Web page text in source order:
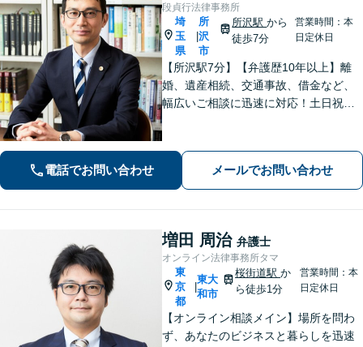
段貞行法律事務所
埼
玉
県
所
沢
市
所沢駅から
徒歩7分
営業時間：本
日定休日
【所沢駅7分】【弁護歴10年以上】離
婚、遺産相続、交通事故、借金など、
幅広いご相談に迅速に対応！土日祝夜
ください！【初回相談無料】
電話でお問い合わせ メールでお問い合わせ
増田 周治 弁護士
オンライン法律事務所タマ
東
京
都
東大
和市
桜街道駅か
ら徒歩1分
営業時間：本
日定休日
【オンライン相談メイン】場所を問わ
ず、あなたのビジネスと暮らしを迅速